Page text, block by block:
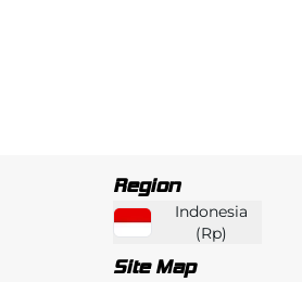
Region
Indonesia
(Rp)
Site Map